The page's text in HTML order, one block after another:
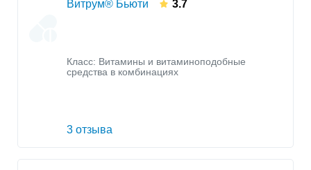
Витрум® Бьюти 3.7
Класс: Витамины и витаминоподобные
средства в комбинациях
3 отзыва